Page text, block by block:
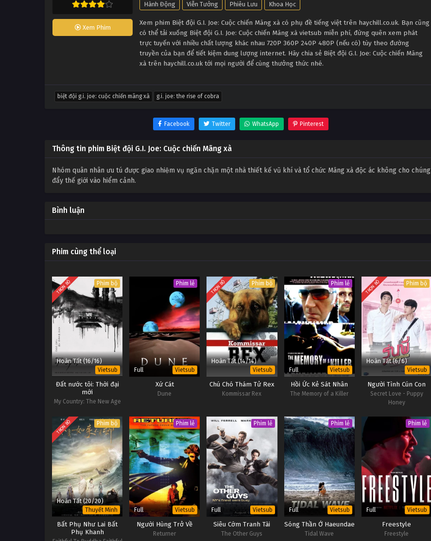
Xem Phim
Hành Động Viễn Tưởng Phiêu Lưu Khoa Học
Xem phim Biệt đội G.I. Joe: Cuộc chiến Mãng xà có phụ đề tiếng việt trên haychill.co.uk. Bạn cũng
có thể tải xuống Biệt đội G.I. Joe: Cuộc chiến Mãng xà vietsub miễn phí, đừng quên xem phát
trực tuyến với nhiều chất lượng khác nhau 720P 360P 240P 480P (nếu có) tùy theo đường
truyền của bạn để tiết kiệm dung lượng internet. Hãy chia sẻ Biệt đội G.I. Joe: Cuộc chiến Mãng
xà trên haychill.co.uk tới mọi người để cùng thưởng thức nhé.
biệt đội g.i. joe: cuộc chiến mãng xà g.i. joe: the rise of cobra
Facebook Twitter WhatsApp Pinterest
Thông tin phim Biệt đội G.I. Joe: Cuộc chiến Mãng xà
Nhóm quân nhân ưu tú được giao nhiệm vụ ngăn chặn một nhà thiết kế vũ khí và tổ chức Mãng xà độc ác không cho chúng
đẩy thế giới vào hiểm cảnh.
Bình luận
Phim cùng thể loại
TRỌN BỘ Phim bộ
Hoàn Tất (16/16)
Vietsub
Đất nước tôi: Thời đại
mới
My Country: The New Age
Phim lẻ
Full Vietsub
Xứ Cát
Dune
TRỌN BỘ Phim bộ
Hoàn Tất (14/14)
Vietsub
Chú Chó Thám Tử Rex
Kommissar Rex
Phim lẻ
Full Vietsub
Hồi Ức Kẻ Sát Nhân
The Memory of a Killer
TRỌN BỘ Phim bộ
Hoàn Tất (6/6)
Vietsub
Người Tình Cún Con
Secret Love - Puppy
Honey
TRỌN BỘ Phim bộ
Hoàn Tất (20/20)
Thuyết Minh
Bất Phụ Như Lai Bất
Phụ Khanh
Phim lẻ
Full Vietsub
Người Hùng Trở Về
Returner
Phim lẻ
Full Vietsub
Siêu Cớm Tranh Tài
The Other Guys
Phim lẻ
Full Vietsub
Sóng Thần Ở Haeundae
Tidal Wave
Phim lẻ
Full Vietsub
Freestyle
Freestyle